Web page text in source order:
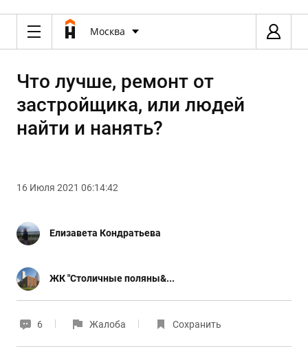
Москва
Что лучше, ремонт от
застройщика, или людей
найти и нанять?
16 Июля 2021 06:14:42
Елизавета Кондратьева
ЖК "Столичные поляны&...
6 Жалоба Сохранить